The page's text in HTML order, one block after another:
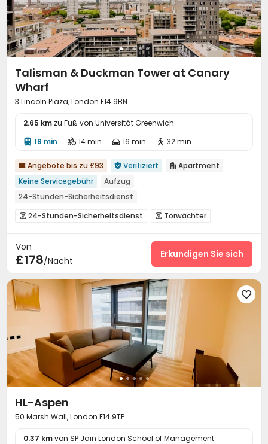
Talisman & Duckman Tower at Canary
Wharf
3 Lincoln Plaza, London E14 9BN
2.65 km zu Fuß von Universität Greenwich
 19 min  14 min  16 min  32 min
 Angebote bis zu £93  Verifiziert  Apartment
Keine Servicegebühr
Aufzug
24-Stunden-Sicherheitsdienst
 24-Stunden-Sicherheitsdienst  Torwächter
Parkhaus Drahtloses Netzwerk
Restaurant  Lounge für Bewohner
Bibliothek Besprechungsraum
Selbststudienraum Gemeinschaftsküche
Fitnessstudio Schwimmbad  Schwitzraum
Kino Wellnesszentrum
 Terrasse
Von
£178/Nacht
Erkundigen Sie sich

HL-Aspen
50 Marsh Wall, London E14 9TP
0.37 kmvon SP Jain London School of Management